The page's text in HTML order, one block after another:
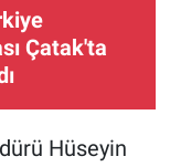
Çatak'ta
Hüseyin